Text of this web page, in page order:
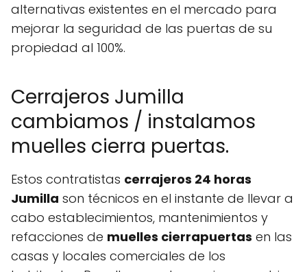
alternativas existentes en el mercado para
mejorar la seguridad de las puertas de su
propiedad al 100%.
Cerrajeros Jumilla
cambiamos / instalamos
muelles cierra puertas.
Estos contratistas cerrajeros 24 horas
Jumilla son técnicos en el instante de llevar a
cabo establecimientos, mantenimientos y
refacciones de muelles cierrapuertas en las
casas y locales comerciales de los